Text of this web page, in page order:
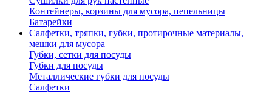
Контейнеры, корзины для мусора, пепельницы
Батарейки
Салфетки, тряпки, губки, протирочные материалы,
мешки для мусора
Губки, сетки для посуды
Губки для посуды
Металлические губки для посуды
Салфетки